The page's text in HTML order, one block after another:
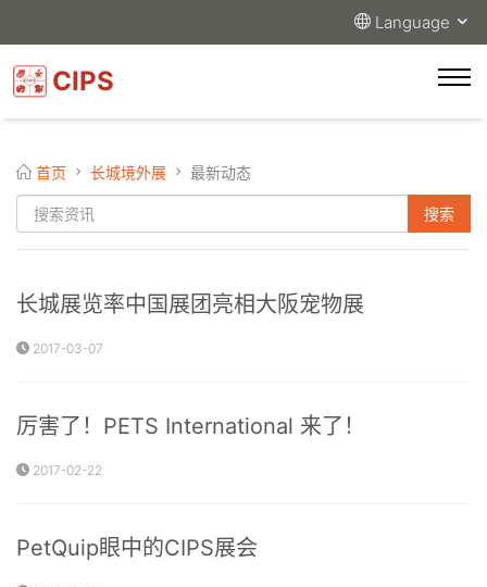
Language
CIPS
首页 长城境外展 最新动态
长城展览率中国展团亮相大阪宠物展
2017-03-07
厉害了！PETS International 来了！
2017-02-22
PetQuip眼中的CIPS展会